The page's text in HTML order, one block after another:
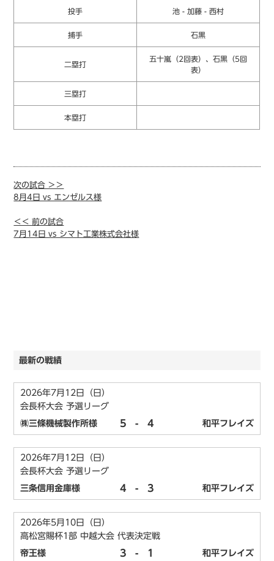
投手 池 - 加藤 - 西村
捕手 石黒
二塁打
五十嵐（2回表）、石黒（5回
表）
三塁打
本塁打
次の試合 ＞＞
8月4日 vs エンゼルス様
＜＜ 前の試合
7月14日 vs シマト工業株式会社様
最新の戦績
2026年7月12日（日）
会長杯大会 予選リーグ
㈱三條機械製作所様 5 - 4 和平フレイズ
2026年7月12日（日）
会長杯大会 予選リーグ
三条信用金庫様 4 - 3 和平フレイズ
2026年5月10日（日）
高松宮賜杯1部 中越大会 代表決定戦
帝王様 3 - 1 和平フレイズ